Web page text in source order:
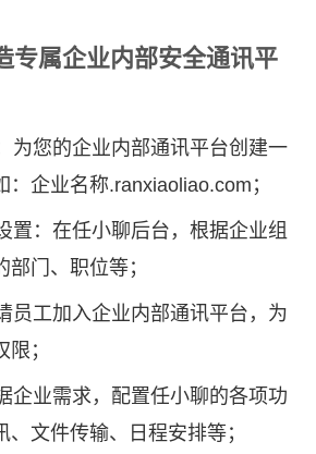
专属企业内部安全通讯平
为您的企业内部通讯平台创建一
企业名称.ranxiaoliao.com；
置：在任小聊后台，根据企业组
门、职位等；
员工加入企业内部通讯平台，为
；
企业需求，配置任小聊的各项功
、文件传输、日程安排等；